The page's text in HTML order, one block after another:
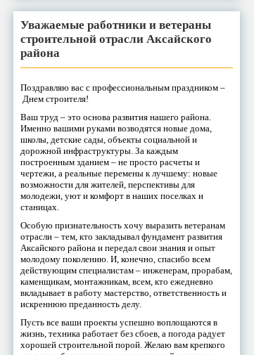
Уважаемые работники и ветераны
строительной отрасли Аксайского
района
Поздравляю вас с профессиональным праздником –
Днем строителя!
Ваш труд – это основа развития нашего района.
Именно вашими руками возводятся новые дома,
школы, детские сады, объекты социальной и
дорожной инфраструктуры. За каждым
построенным зданием – не просто расчеты и
чертежи, а реальные перемены к лучшему: новые
возможности для жителей, перспективы для
молодежи, уют и комфорт в наших поселках и
станицах.
Особую признательность хочу выразить ветеранам
отрасли – тем, кто закладывал фундамент развития
Аксайского района и передал свои знания и опыт
молодому поколению. И, конечно, спасибо всем
действующим специалистам – инженерам, прорабам,
каменщикам, монтажникам, всем, кто ежедневно
вкладывает в работу мастерство, ответственность и
искреннюю преданность делу.
Пусть все ваши проекты успешно воплощаются в
жизнь, техника работает без сбоев, а погода радует
хорошей строительной порой. Желаю вам крепкого